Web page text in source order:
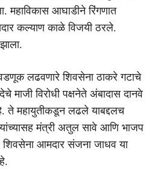
महाविकास आघाडीने रिंगणात
कल्याण काळे विजयी ठरले.
लढवणारे शिवसेना ठाकरे गटाचे
माजी विरोधी पक्षनेते अंबादास दानवे
ते महायुतीकडून लढले याबद्दलच
मंत्री अतुल सावे आणि भाजप
आमदार संजना जाधव या